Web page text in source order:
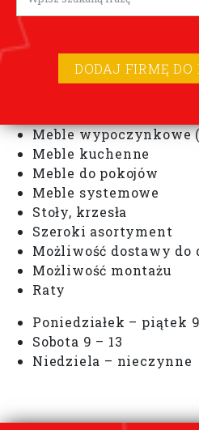
DODAJ FIRMĘ DO
Meble wypoczynkowe
Meble kuchenne
Meble do pokojów
Meble systemowe
Stoły, krzesła
Szeroki asortyment
Możliwość dostawy do
Możliwość montażu
Raty
Poniedziałek – piątek
Sobota 9 – 13
Niedziela – nieczynne